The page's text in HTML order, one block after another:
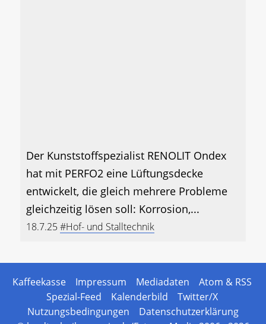
Der Kunststoffspezialist RENOLIT Ondex
hat mit PERFO2 eine Lüftungsdecke
entwickelt, die gleich mehrere Probleme
gleichzeitig lösen soll: Korrosion,...
18.7.25#Hof- und Stalltechnik
Kaffeekasse Impressum Mediadaten
Atom & RSS
Spezial-Feed
Kalenderbild
Twitter/X
Nutzungsbedingungen
Datenschutzerklärung